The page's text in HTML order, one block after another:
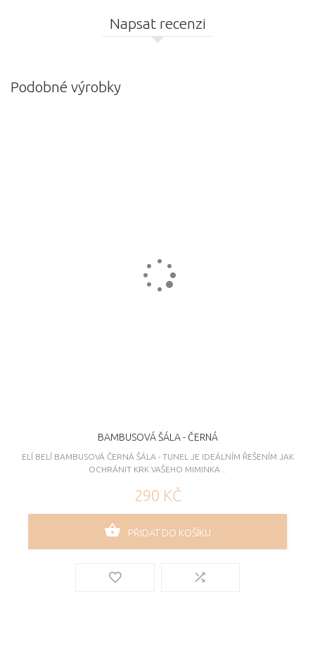
Napsat recenzi
Podobné výrobky
BAMBUSOVÁ ŠÁLA - ČERNÁ
ELÍ BELÍ BAMBUSOVÁ ČERNÁ ŠÁLA - TUNEL JE IDEÁLNÍM ŘEŠENÍM JAK
OCHRÁNIT KRK VAŠEHO MIMINKA ..
290 KČ
PŘIDAT DO KOŠÍKU